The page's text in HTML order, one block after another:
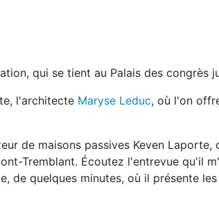
de
qui se tient au Palais des congrès
l'architecte Maryse Leduc, où l'on
de maisons passives Keven
Tremblant. Écoutez l'entrevue qu'il
de quelques minutes, où il présente